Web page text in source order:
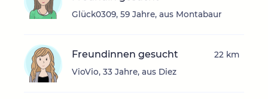
Glück0309, 59 Jahre, aus Montabaur
Freundinnen gesucht
VioVio, 33 Jahre, aus Diez
22 km